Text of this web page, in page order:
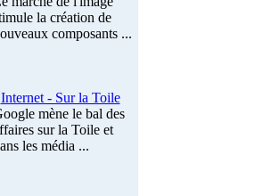
la création de
composants ...
Internet - Sur la Toile
mène le bal des
sur la Toile et
les média ...